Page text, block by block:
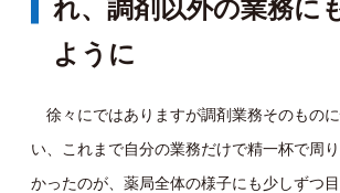
れ、調剤以外の業務に
ように
徐々にではありますが調剤業務そのもの
い、これまで自分の業務だけで精一杯で周
かったのが、薬局全体の様子にも少しずつ